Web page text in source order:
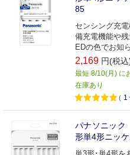
85
センシング充
備充電機能や
EDの色でお知
2,169 円(税込
最短 8/10(月) に
在庫あり
（ 1
パナソニッ
形単4形ニッ